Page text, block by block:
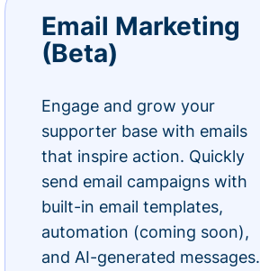
Email Marketing
(Beta)
Engage and grow your
supporter base with emails
that inspire action. Quickly
send email campaigns with
built-in email templates,
automation (coming soon),
and AI-generated messages.